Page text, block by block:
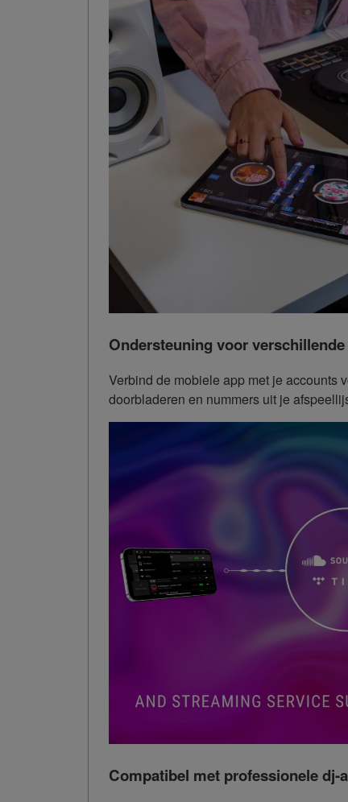
Ondersteuning voor
Verbind de mobiele app met je accounts
doorbladeren en nummers uit je
Compatibel met professionele